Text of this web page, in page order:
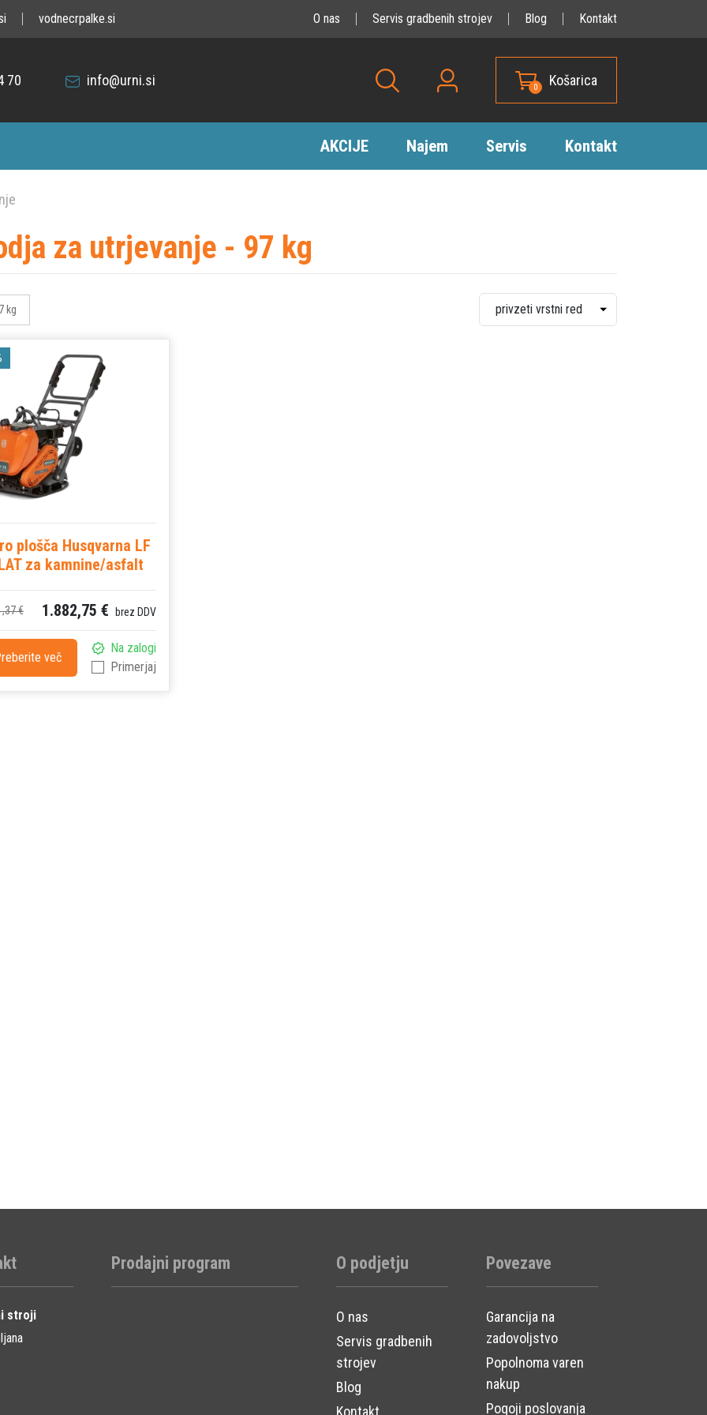
vodnecrpalke.si O nas Servis gradbenih strojev Blog Kontakt
70 info@urni.si 0 Košarica
AKCIJE Najem Servis Kontakt
za utrjevanje - 97 kg
kg
plošča Husqvarna LF
za kamnine/asfalt
€ 1.882,75 € brez DDV
več
Na zalogi
Primerjaj
stroji
Prodajni program O podjetju
O nas
Servis gradbenih
strojev
Blog
Kontakt
Povezave
Garancija na
zadovoljstvo
Popolnoma varen
nakup
Pogoji poslovanja